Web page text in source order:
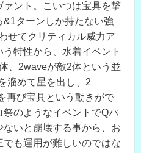
ント。こいつは宝具を撃
ターンしか持たない強
せてクリティカル威力ア
特性から、水着イベント
、2waveが敵2体という並
溜めて星を出し、2
再び宝具という動きがで
のようなイベントでQパ
いと崩壊する事から、お
も運用が難しいのではな